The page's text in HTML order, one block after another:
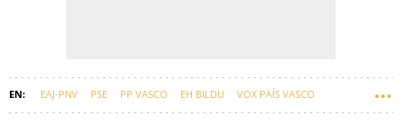
EAJ-PNV PSE PP VASCO EH BILDU VOX PAÍS VASCO